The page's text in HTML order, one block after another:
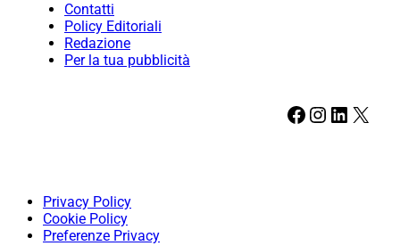
Contatti
Policy Editoriali
Redazione
Per la tua pubblicità
Facebook Instagram LinkedIn X
Privacy Policy
Cookie Policy
Preferenze Privacy